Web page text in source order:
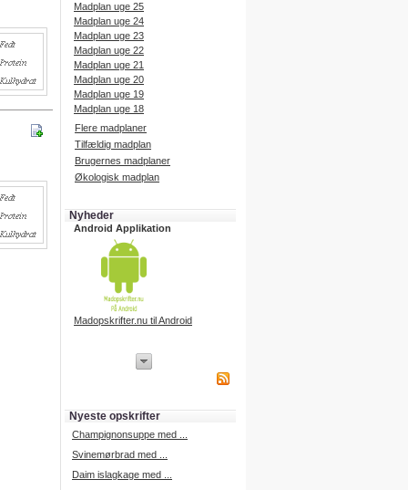
Madplan uge 25
Madplan uge 24
Madplan uge 23
Madplan uge 22
Madplan uge 21
Madplan uge 20
Madplan uge 19
Madplan uge 18
Flere madplaner
Tilfældig madplan
Brugernes madplaner
Økologisk madplan
Nyheder
Android Applikation
Madopskrifter.nu til Android
iPhone udvikling
Nyeste opskrifter
Champignonsuppe med ...
Svinemørbrad med ...
Daim islagkage med ...